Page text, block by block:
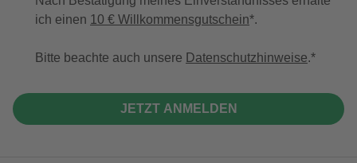
ich einen 10 € Willkommensgutschein*.
Bitte beachte auch unsere Datenschutzhinweise.
JETZT ANMELDEN